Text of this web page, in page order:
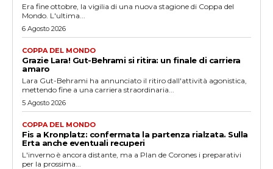
Era fine ottobre, la vigilia di una nuova stagione di Coppa del
Mondo. L'ultima...
6 Agosto 2026
COPPA DEL MONDO
Grazie Lara! Gut-Behrami si ritira: un finale di carriera
amaro
Lara Gut-Behrami ha annunciato il ritiro dall'attività agonistica,
mettendo fine a una carriera straordinaria...
5 Agosto 2026
COPPA DEL MONDO
Fis a Kronplatz: confermata la partenza rialzata. Sulla
Erta anche eventuali recuperi
L'inverno è ancora distante, ma a Plan de Corones i preparativi
per la prossima...